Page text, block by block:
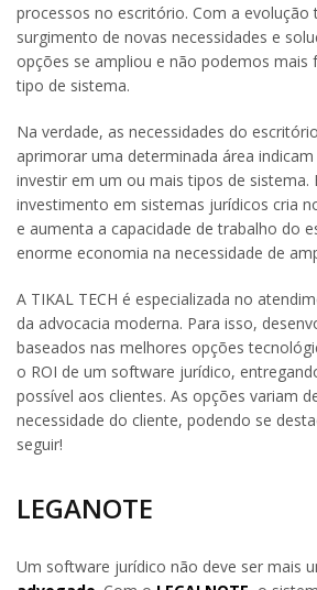
processos no escritório. Com a evolução
surgimento de novas necessidades e
opções se ampliou e não podemos mais
tipo de sistema.
Na verdade, as necessidades do
aprimorar uma determinada área
investir em um ou mais tipos de sistema.
investimento em sistemas jurídicos cria
e aumenta a capacidade de trabalho do
enorme economia na necessidade de
A TIKAL TECH é especializada no
da advocacia moderna. Para isso,
baseados nas melhores opções
o ROI de um software jurídico,
possível aos clientes. As opções variam
necessidade do cliente, podendo se
seguir!
LEGANOTE
Um software jurídico não deve ser mais